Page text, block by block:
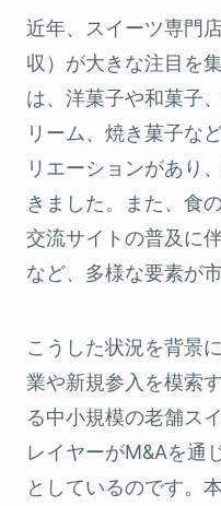
近年、スイーツ専門
収）が大きな注目を
は、洋菓子や和菓子
リーム、焼き菓子な
リエーションがあり
きました。また、食
交流サイトの普及に
など、多様な要素が
こうした状況を背景
業や新規参入を模索
る中小規模の老舗ス
レイヤーがM&Aを通
としているのです。